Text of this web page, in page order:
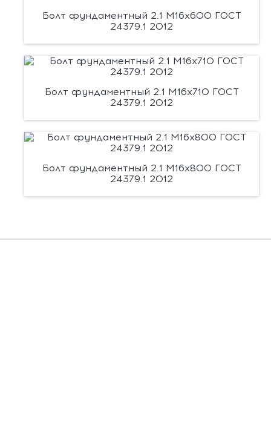
Болт фундаментный 2.1 М16х600 ГОСТ
24379.1 2012
Болт фундаментный 2.1 М16х710 ГОСТ
24379.1 2012
Болт фундаментный 2.1 М16х800 ГОСТ
24379.1 2012